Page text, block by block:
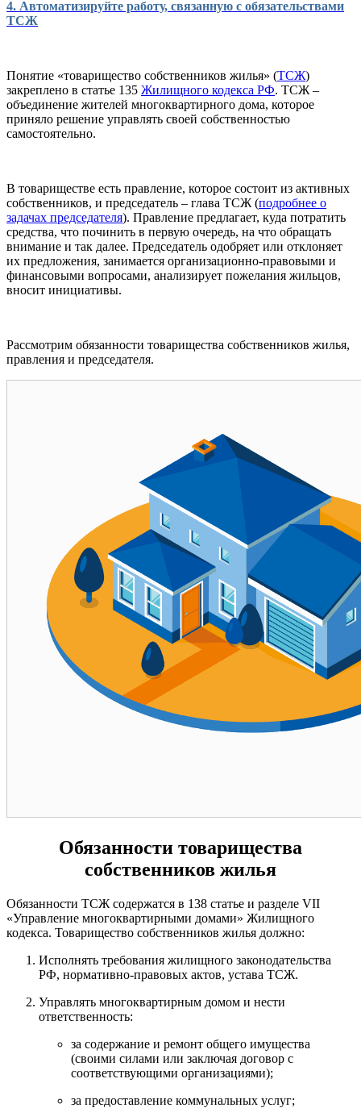
4. Автоматизируйте работу, связанную с обязательствами
ТСЖ
Понятие «товарищество собственников жилья» (ТСЖ)
закреплено в статье 135 Жилищного кодекса РФ. ТСЖ –
объединение жителей многоквартирного дома, которое
приняло решение управлять своей собственностью
самостоятельно.
В товариществе есть правление, которое состоит из активных
собственников, и председатель – глава ТСЖ (подробнее о
задачах председателя). Правление предлагает, куда потратить
средства, что починить в первую очередь, на что обращать
внимание и так далее. Председатель одобряет или отклоняет
их предложения, занимается организационно-правовыми и
финансовыми вопросами, анализирует пожелания жильцов,
вносит инициативы.
Рассмотрим обязанности товарищества собственников жилья,
правления и председателя.
Обязанности товарищества
собственников жилья
Обязанности ТСЖ содержатся в 138 статье и разделе VII
«Управление многоквартирными домами» Жилищного
кодекса. Товарищество собственников жилья должно:
Исполнять требования жилищного законодательства
РФ, нормативно-правовых актов, устава ТСЖ.
Управлять многоквартирным домом и нести
ответственность:
за содержание и ремонт общего имущества
(своими силами или заключая договор с
соответствующими организациями);
за предоставление коммунальных услуг;